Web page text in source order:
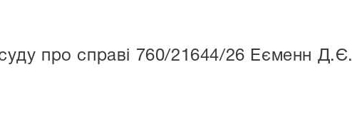
про справі 760/21644/26 Еєменн Д.Є.